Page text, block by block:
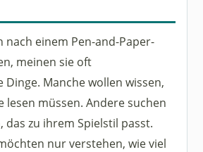
nach einem Pen-and-Paper-
meinen sie oft
Manche wollen wissen,
lesen müssen. Andere suchen
das zu ihrem Spielstil passt.
nur verstehen, wie viel